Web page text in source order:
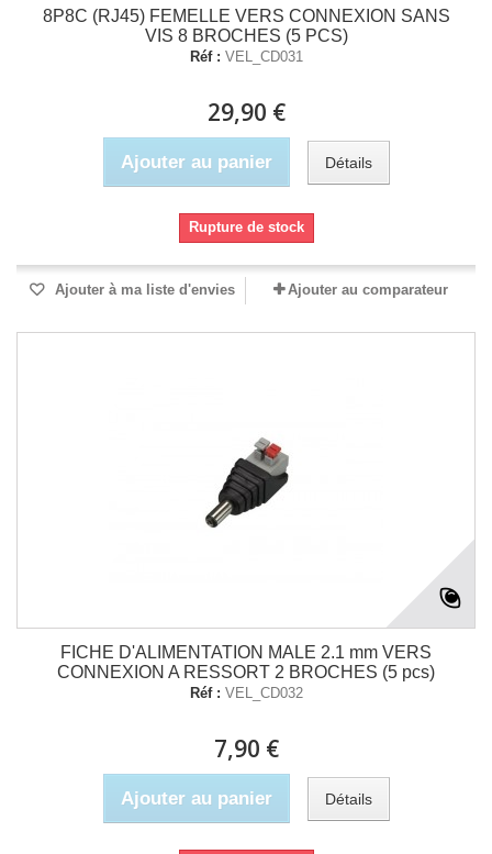
8P8C (RJ45) FEMELLE VERS CONNEXION SANS
VIS 8 BROCHES (5 PCS)
Réf : VEL_CD031
29,90 €
Ajouter au panier Détails
Rupture de stock
Ajouter à ma liste d'envies Ajouter au comparateur
FICHE D'ALIMENTATION MALE 2.1 mm VERS
CONNEXION A RESSORT 2 BROCHES (5 pcs)
Réf : VEL_CD032
7,90 €
Ajouter au panier Détails